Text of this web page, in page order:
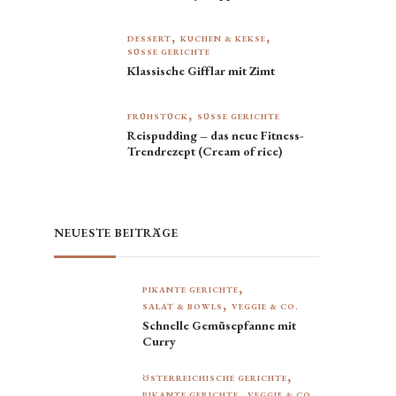
DESSERT
KUCHEN & KEKSE
SÜSSE GERICHTE
Klassische Gifflar mit Zimt
FRÜHSTÜCK SÜSSE GERICHTE
Reispudding – das neue Fitness-
Trendrezept (Cream of rice)
NEUESTE BEITRÄGE
PIKANTE GERICHTE
SALAT & BOWLS
VEGGIE & CO.
Schnelle Gemüsepfanne mit
Curry
ÖSTERREICHISCHE GERICHTE